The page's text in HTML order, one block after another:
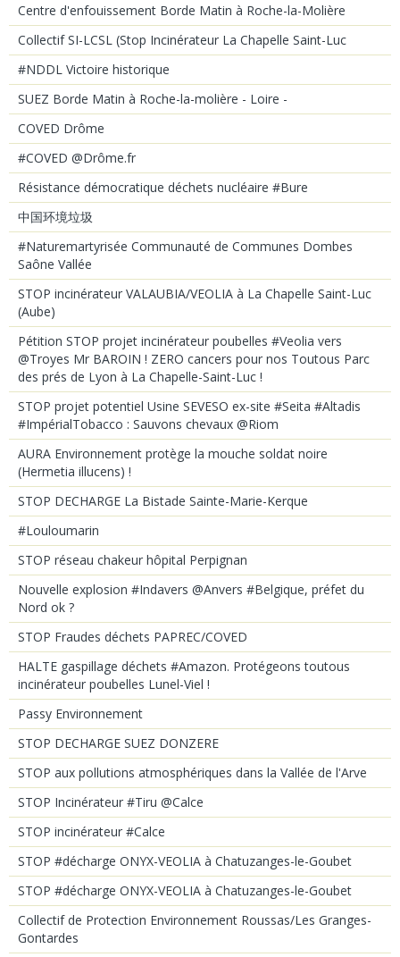
Centre d'enfouissement Borde Matin à Roche-la-Molière
Collectif SI-LCSL (Stop Incinérateur La Chapelle Saint-Luc
#NDDL Victoire historique
SUEZ Borde Matin à Roche-la-molière - Loire -
COVED Drôme
#COVED @Drôme.fr
Résistance démocratique déchets nucléaire #Bure
中国环境垃圾
#Naturemartyrisée Communauté de Communes Dombes
Saône Vallée
STOP incinérateur VALAUBIA/VEOLIA à La Chapelle Saint-Luc
(Aube)
Pétition STOP projet incinérateur poubelles #Veolia vers
@Troyes Mr BAROIN ! ZERO cancers pour nos Toutous Parc
des prés de Lyon à La Chapelle-Saint-Luc !
STOP projet potentiel Usine SEVESO ex-site #Seita #Altadis
#ImpérialTobacco : Sauvons chevaux @Riom
AURA Environnement protège la mouche soldat noire
(Hermetia illucens) !
STOP DECHARGE La Bistade Sainte-Marie-Kerque
#Louloumarin
STOP réseau chakeur hôpital Perpignan
Nouvelle explosion #Indavers @Anvers #Belgique, préfet du
Nord ok ?
STOP Fraudes déchets PAPREC/COVED
HALTE gaspillage déchets #Amazon. Protégeons toutous
incinérateur poubelles Lunel-Viel !
Passy Environnement
STOP DECHARGE SUEZ DONZERE
STOP aux pollutions atmosphériques dans la Vallée de l'Arve
STOP Incinérateur #Tiru @Calce
STOP incinérateur #Calce
STOP #décharge ONYX-VEOLIA à Chatuzanges-le-Goubet
STOP #décharge ONYX-VEOLIA à Chatuzanges-le-Goubet
Collectif de Protection Environnement Roussas/Les Granges-
Gontardes